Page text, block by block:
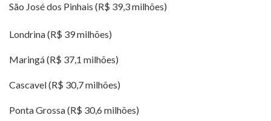
São José dos Pinhais (R$ 39,3 milhões)
Londrina (R$ 39 milhões)
Maringá (R$ 37,1 milhões)
Cascavel (R$ 30,7 milhões)
Ponta Grossa (R$ 30,6 milhões)